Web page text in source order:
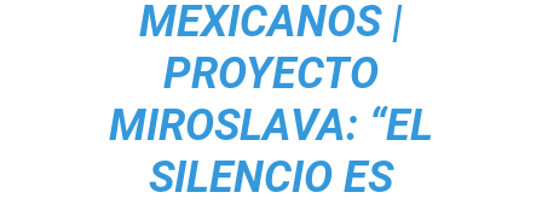
MEXICANOS |
PROYECTO
MIROSLAVA: “EL
SILENCIO ES